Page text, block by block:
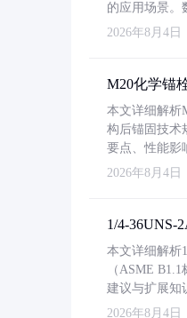
的应用场景。
2026年8月4日
M20化学锚
本文详细解析
构后锚固技术
要点、性能影
2026年8月4日
1/4-36UNS-
本文详细解析
（ASME
建议与扩展知
2026年8月4日